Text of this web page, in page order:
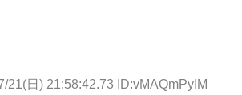
21(日) 21:58:42.73 ID:vMAQmPyIM